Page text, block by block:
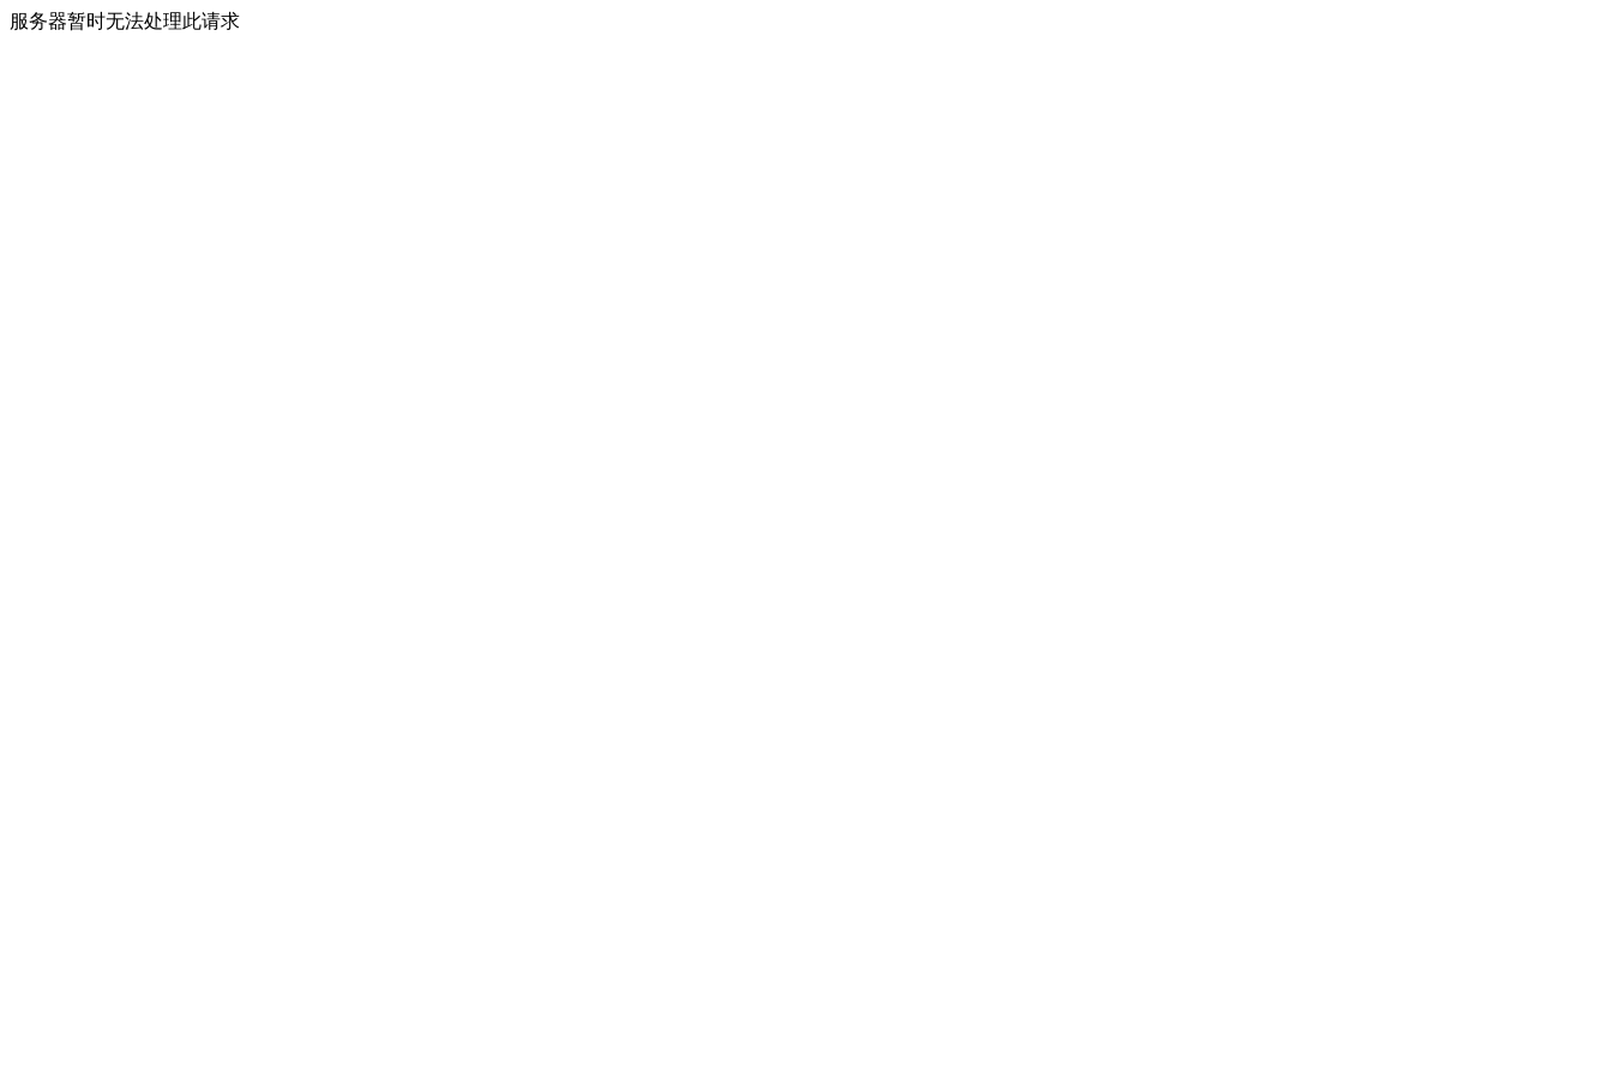
服务器暂时无法处理此请求